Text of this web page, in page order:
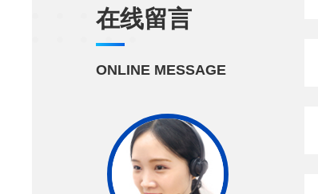
在线留言
ONLINE MESSAGE